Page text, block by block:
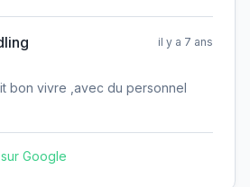
il y a 7 ans
bon vivre ,avec du personnel
Google